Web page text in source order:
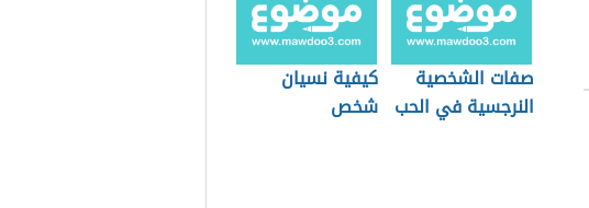
صفات الشخصية
النرجسية في الحب
كيفية نسيان
شخص